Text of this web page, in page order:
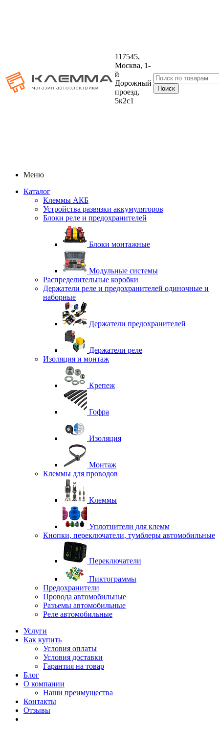
117545,
Москва, 1-
й
Дорожный
проезд,
5к2с1
Меню
Каталог
Клеммы АКБ
Устройства развязки аккумуляторов
Блоки реле и предохранителей
Блоки монтажные
Модульные системы
Распределительные коробки
Держатели реле и предохранителей одиночные и
наборные
Держатели предохранителей
Держатели реле
Изоляция и монтаж
Крепеж
Гофра
Изоляция
Монтаж
Клеммы для проводов
Клеммы
Уплотнители для клемм
Кнопки, переключатели, тумблеры автомобильные
Переключатели
Пиктограммы
Предохранители
Провода автомобильные
Разъемы автомобильные
Реле автомобильные
Услуги
Как купить
Условия оплаты
Условия доставки
Гарантия на товар
Блог
О компании
Наши преимущества
Контакты
Отзывы